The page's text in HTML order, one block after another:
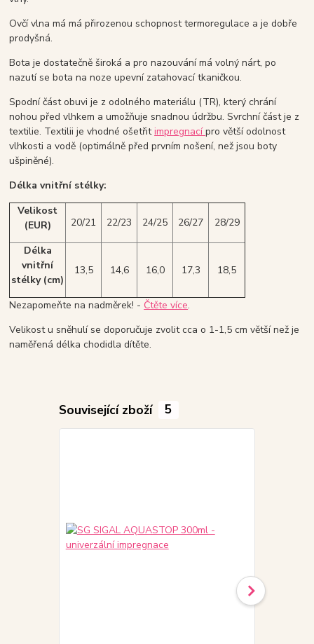
Ovčí vlna má má přirozenou schopnost termoregulace a je dobře
prodyšná.
Bota je dostatečně široká a pro nazouvání má volný nárt, po
nazutí se bota na noze upevní zatahovací tkaničkou.
Spodní část obuvi je z odolného materiálu (TR), který chrání
nohou před vlhkem a umožňuje snadnou údržbu. Svrchní část je z
textilie. Textilii je vhodné ošetřitimpregnacípro větší odolnost
vlhkosti a vodě (optimálně před prvním nošení, než jsou boty
ušpiněné).
Délka vnitřní stélky:
Velikost
(EUR)
20/21 22/23 24/25 26/27 28/29
Délka
vnitřní
stélky (cm)
13,5 14,6 16,0 17,3 18,5
Nezapomeňte na nadměrek! - Čtěte více.
Velikost u sněhulí se doporučuje zvolit cca o 1-1,5 cm větší než je
naměřená délka chodidla dítěte.
Související zboží 5